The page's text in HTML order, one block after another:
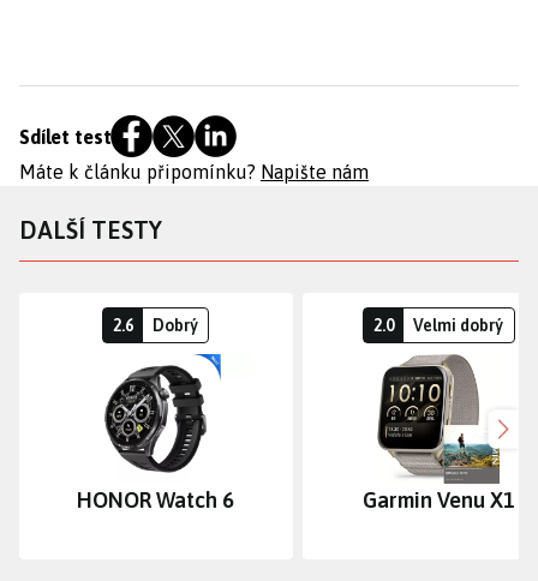
Sdílet test
Máte k článku připomínku? Napište nám
DALŠÍ TESTY
2.6 Dobrý
HONOR Watch 6
2.0 Velmi dobrý
Garmin Venu X1